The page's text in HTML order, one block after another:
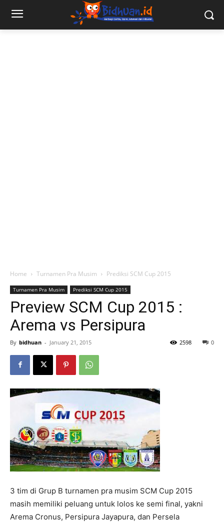
Home Turnamen Pra Musim Prediksi SCM Cup 2015
Turnamen Pra Musim Prediksi SCM Cup 2015
Preview SCM Cup 2015 :
Arema vs Persipura
By bidhuan - January 21, 2015 0
2598
3 tim di Grup B turnamen pra musim SCM Cup 2015
masih memiliki peluang untuk lolos ke semi final, yakni
Arema Cronus, Persipura Jayapura, dan Persela